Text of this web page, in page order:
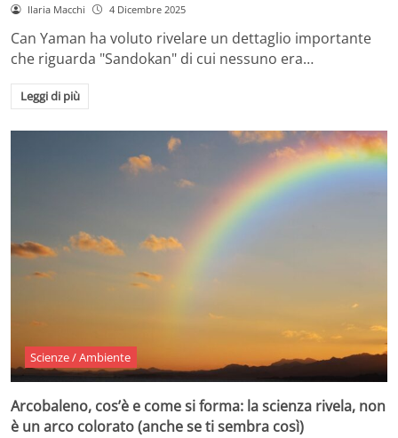
Ilaria Macchi 4 Dicembre 2025
Can Yaman ha voluto rivelare un dettaglio importante
che riguarda "Sandokan" di cui nessuno era…
Leggi di più
Scienze / Ambiente
Arcobaleno, cos’è e come si forma: la scienza rivela, non
è un arco colorato (anche se ti sembra così)